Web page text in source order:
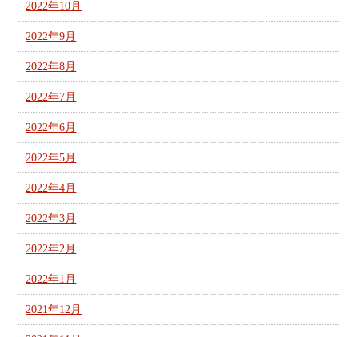
2022年10月
2022年9月
2022年8月
2022年7月
2022年6月
2022年5月
2022年4月
2022年3月
2022年2月
2022年1月
2021年12月